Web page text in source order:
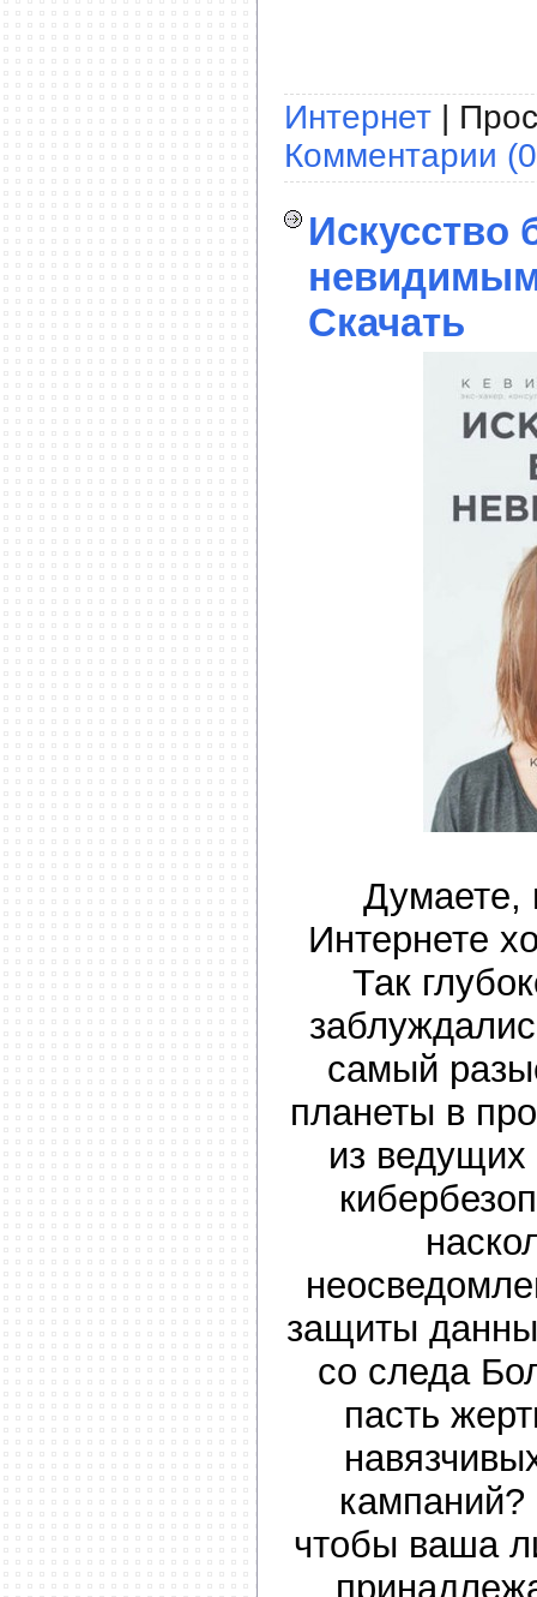
Интернет |
Комментарии
Искусство
Скачать
Думаете,
Интернете
Так
самый
планеты в
из ведущих
защиты
со следа
пасть
кампаний?
чтобы ваша